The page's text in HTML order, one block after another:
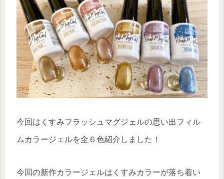
今回はくすみフラッシュマグジェルの思い出フィル
ムカラージェルを全６色紹介しました！
今回の新作カラージェルはくすみカラーが落ち着い